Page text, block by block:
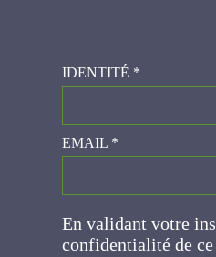
IDENTITÉ*
EMAIL*
En validant votre
de confidentialité